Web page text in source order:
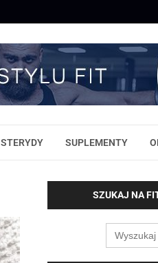
STERYDY SUPLEMENTY
SZUKAJ NA
Search
for: